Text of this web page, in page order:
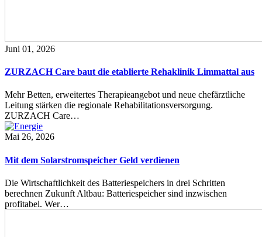
Juni 01, 2026
ZURZACH Care baut die etablierte Rehaklinik Limmattal aus
Mehr Betten, erweitertes Therapieangebot und neue chefärztliche
Leitung stärken die regionale Rehabilitationsversorgung.
ZURZACH Care…
Mai 26, 2026
Mit dem Solarstromspeicher Geld verdienen
Die Wirtschaftlichkeit des Batteriespeichers in drei Schritten
berechnen Zukunft Altbau: Batteriespeicher sind inzwischen
profitabel. Wer…